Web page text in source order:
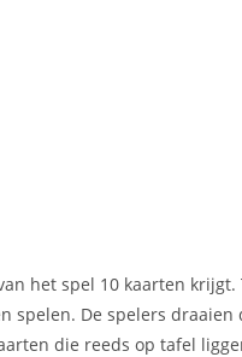
het spel 10 kaarten
spelen. De spelers
die reeds op tafel